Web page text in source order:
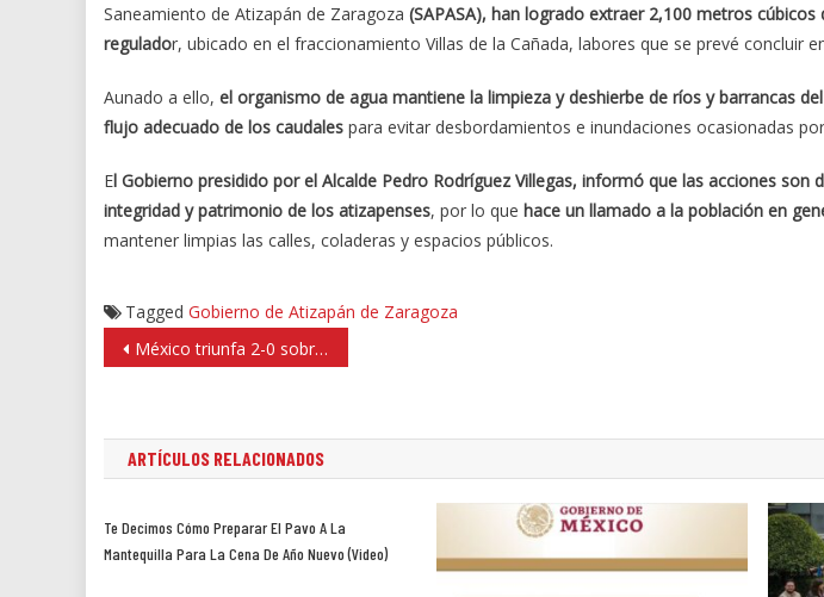
Saneamiento de Atizapán de Zaragoza (SAPASA), han logrado extraer 2,100 metros
regulador, ubicado en el fraccionamiento Villas de la Cañada, labores que se prevé concluir
Aunado a ello, el organismo de agua mantiene la limpieza y deshierbe de ríos y barrancas
flujo adecuado de los caudales para evitar desbordamientos e inundaciones ocasionadas
El Gobierno presidido por el Alcalde Pedro Rodríguez Villegas, informó que las acciones son
integridad y patrimonio de los atizapenses, por lo que hace un llamado a la población en
mantener limpias las calles, coladeras y espacios públicos.
Tagged Gobierno de Atizapán de Zaragoza
Navegación
de
México triunfa 2-0 sobre Sudáfrica en partido inaugural de la Copa del Mundo 2026
ARTÍCULOS RELACIONADOS
Te Decimos Cómo Preparar El Pavo A La
Mantequilla Para La Cena De Año Nuevo (video)